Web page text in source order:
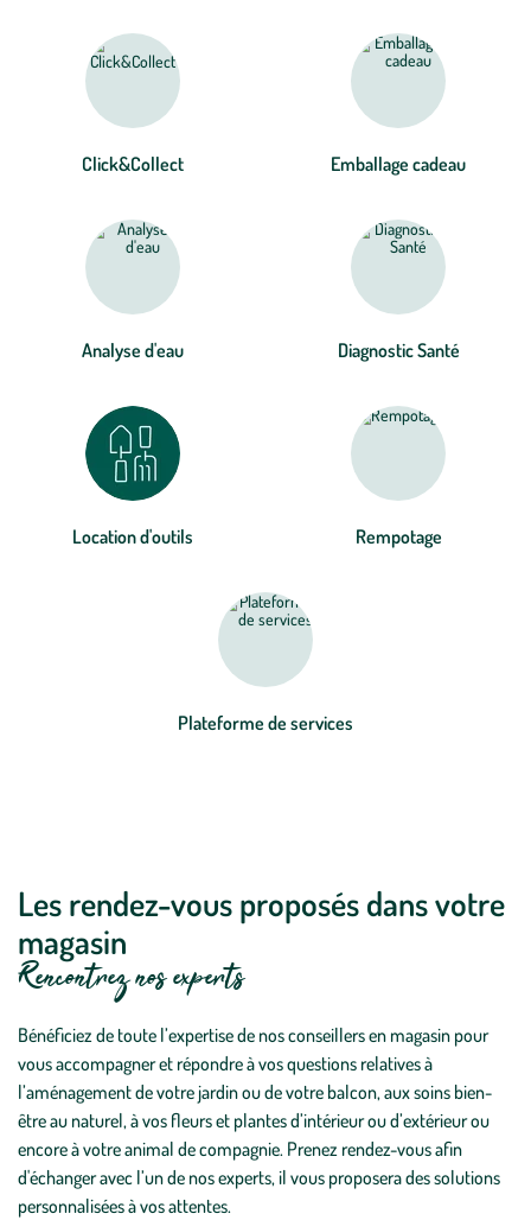
Click&Collect Emballage cadeau
Analyse d'eau Diagnostic Santé
Location d'outils Rempotage
Plateforme de services
Les rendez-vous proposés dans votre
magasin
Rencontrez nos experts
Bénéficiez de toute l’expertise de nos conseillers en magasin pour
vous accompagner et répondre à vos questions relatives à
l’aménagement de votre jardin ou de votre balcon, aux soins bien-
être au naturel, à vos fleurs et plantes d’intérieur ou d’extérieur ou
encore à votre animal de compagnie. Prenez rendez-vous afin
d'échanger avec l’un de nos experts, il vous proposera des solutions
personnalisées à vos attentes.